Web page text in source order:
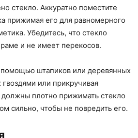
стекло. Аккуратно поместите
прижимая его для равномерного
Убедитесь, что стекло
и не имеет перекосов.
помощью штапиков или деревянных
гвоздями или прикручивая
плотно прижимать стекло
сильно, чтобы не повредить его.